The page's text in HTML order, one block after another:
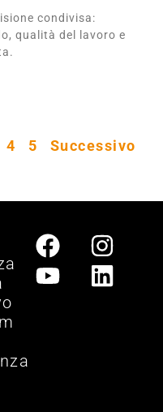
condivisa:
qualità del lavoro e
4 5
Successivo